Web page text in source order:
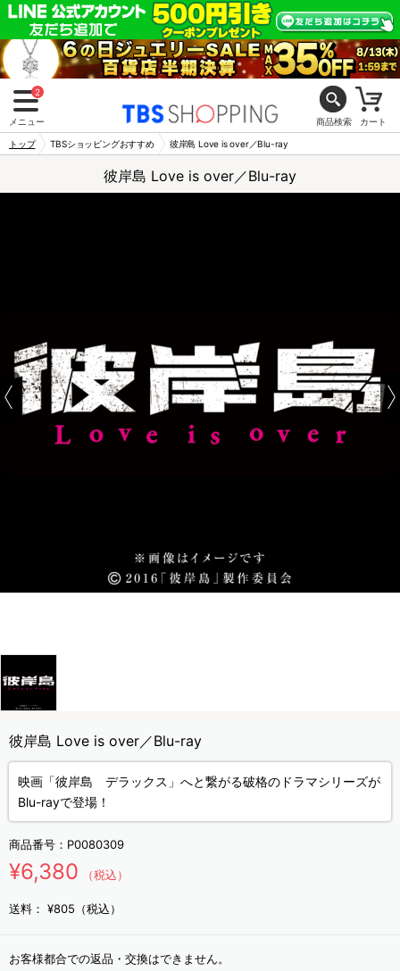
2
メニュー 商品検索 カート
トップ TBSショッピングおすすめ 彼岸島 Love is over／Blu-ray
彼岸島 Love is over／Blu-ray
彼岸島 Love is over／Blu-ray
映画「彼岸島 デラックス」へと繋がる破格のドラマシリーズが
Blu-rayで登場！
商品番号： P0080309
¥6,380 （税込）
送料： ¥805（税込）
お客様都合での返品・交換はできません。